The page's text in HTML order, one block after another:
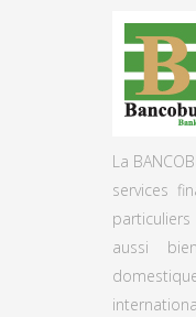
La
services
aussi